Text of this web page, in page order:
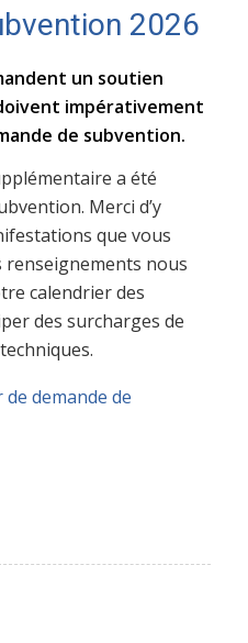
2026
un soutien
impérativement
de subvention.
a été
Merci d’y
que vous
renseignements nous
calendrier des
des surcharges de
demande de